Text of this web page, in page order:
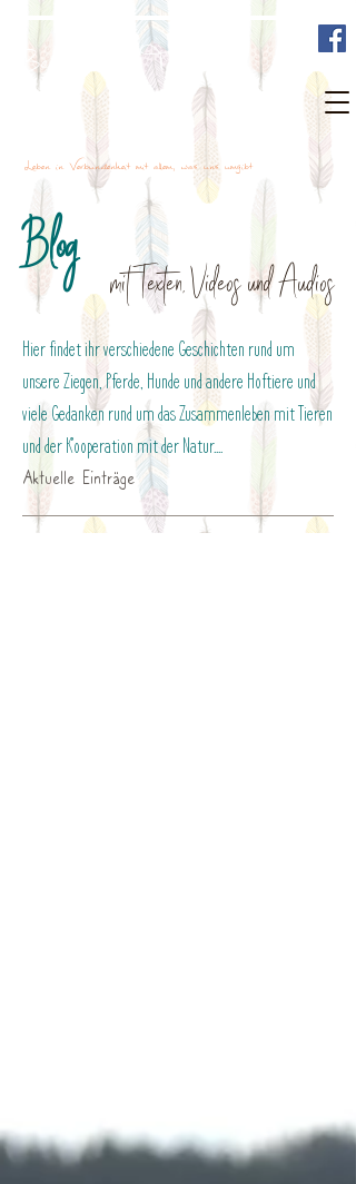
Bewusst mit Tieren sein
Leben in Verbundenheit mit allem, was uns umgibt
Blog
mit Texten, Videos und Audios
Hier findet ihr verschiedene Geschichten rund um
unsere Ziegen, Pferde, Hunde und andere Hoftiere und
viele Gedanken rund um das Zusammenleben mit Tieren
und der Kooperation mit der Natur....
Aktuelle Einträge